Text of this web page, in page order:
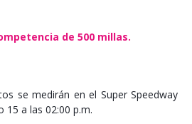
de 500 millas.
se medirán en el Super Speedway
15 a las 02:00 p.m.